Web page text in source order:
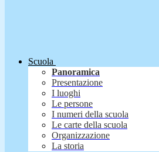
Scuola
Panoramica
Presentazione
I luoghi
Le persone
I numeri della scuola
Le carte della scuola
Organizzazione
La storia